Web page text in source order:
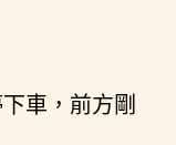
車，前方剛